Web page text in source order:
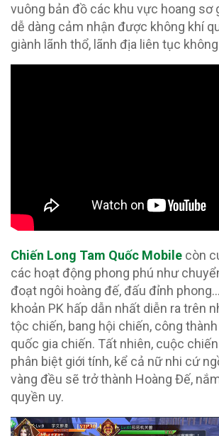
vuông bản đồ các khu vực hoang sơ
dễ dàng cảm nhận được không khí
giành lãnh thổ, lãnh địa liên tục
Chiến Long Tam Quốc Mobile còn
các hoạt động phong phú như
đoạt ngôi hoàng đế, đấu đỉnh
khoản PK hấp dẫn nhất diễn ra trên
tộc chiến, bang hội chiến, công
quốc gia chiến. Tất nhiên, cuộc
phân biệt giới tính, kể cả nữ nhi cứ
vàng đều sẽ trở thành Hoàng Đế,
quyền uy.